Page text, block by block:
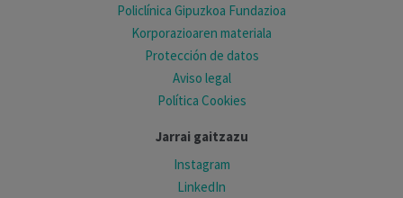
Policlínica Gipuzkoa Fundazioa
Korporazioaren materiala
Protección de datos
Aviso legal
Política Cookies
Jarrai gaitzazu
Instagram
LinkedIn